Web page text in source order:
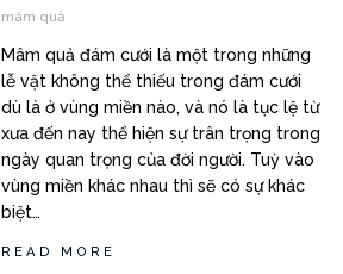
mâm quả
Mâm quả đám cưới là một trong những
lễ vật không thể thiếu trong đám cưới
dù là ở vùng miền nào, và nó là tục lệ từ
xưa đến nay thể hiện sự trân trọng trong
ngày quan trọng của đời người. Tuỳ vào
vùng miền khác nhau thì sẽ có sự khác
biệt…
READ MORE